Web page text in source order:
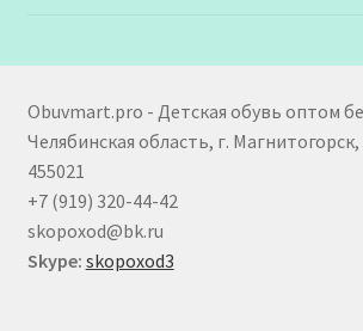
Obuvmart.pro - Детская обувь оптом
Челябинская область, г.
455021
+7 (919) 320-44-42
skopoxod@bk.ru
Skype: skopoxod3